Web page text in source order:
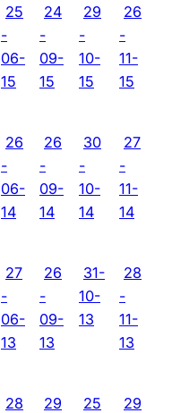
25
-
06-
15
24
-
09-
15
29
-
10-
15
26
-
11-
15
26
-
06-
14
26
-
09-
14
30
-
10-
14
27
-
11-
14
27
-
06-
13
26
-
09-
13
31-
10-
13
28
-
11-
13
28
29
25
29